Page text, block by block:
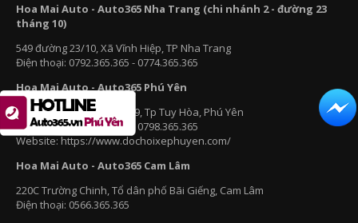
Hoa Mai Auto - Auto365 Nha Trang (chi nhánh 2 - đường 23
tháng 10)
549 đường 23/10, Xã Vĩnh Hiệp, TP Nha Trang
Điện thoại: 0792.365.365 - 0774.365.365
Hoa Mai Auto - Auto365 Phú Yên
365 đại lộ Hùng Vương, P9, Tp Tuy Hòa, Phú Yên
Điện thoại: 0783.365.365 - 0798.365.365
Website: https://www.dochoixephuyen.com/
Hoa Mai Auto - Auto365 Cam Lâm
220C Trường Chinh, Tổ dân phố Bãi Giếng, Cam Lâm
Điện thoại: 0566.365.365